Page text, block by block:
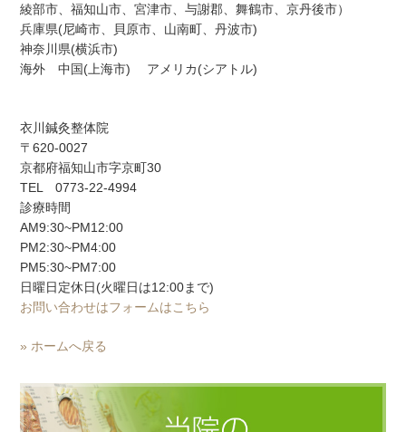
綾部市、福知山市、宮津市、与謝郡、舞鶴市、京丹後市）
兵庫県(尼崎市、貝原市、山南町、丹波市)
神奈川県(横浜市)
海外 中国(上海市) アメリカ(シアトル)
衣川鍼灸整体院
〒620-0027
京都府福知山市字京町30
TEL 0773-22-4994
診療時間
AM9:30~PM12:00
PM2:30~PM4:00
PM5:30~PM7:00
日曜日定休日(火曜日は12:00まで)
お問い合わせはフォームはこちら
» ホームへ戻る